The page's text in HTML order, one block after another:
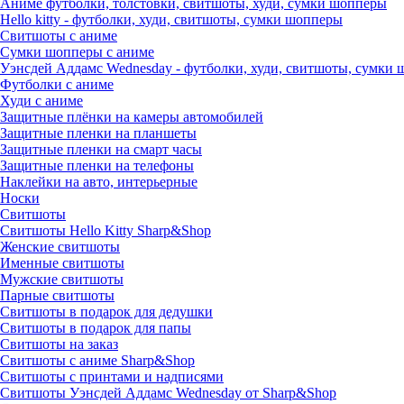
Аниме футболки, толстовки, свитшоты, худи, сумки шопперы
Hello kitty - футболки, худи, свитшоты, сумки шопперы
Свитшоты с аниме
Сумки шопперы с аниме
Уэнсдей Аддамс Wednesday - футболки, худи, свитшоты, сумки
Футболки с аниме
Худи с аниме
Защитные плёнки на камеры автомобилей
Защитные пленки на планшеты
Защитные пленки на смарт часы
Защитные пленки на телефоны
Наклейки на авто, интерьерные
Носки
Свитшоты
Cвитшоты Hello Kitty Sharp&Shop
Женские свитшоты
Именные свитшоты
Мужские свитшоты
Парные свитшоты
Свитшоты в подарок для дедушки
Свитшоты в подарок для папы
Свитшоты на заказ
Свитшоты с аниме Sharp&Shop
Свитшоты с принтами и надписями
Свитшоты Уэнсдей Аддамс Wednesday от Sharp&Shop